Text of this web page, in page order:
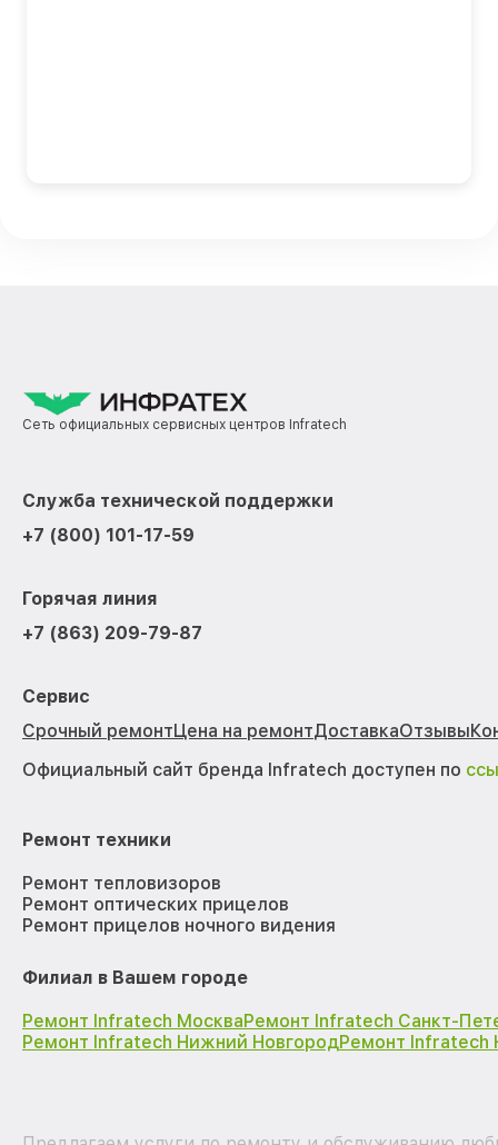
Сеть официальных сервисных центров Infratech
Служба технической поддержки
+7 (800) 101-17-59
Горячая линия
+7 (863) 209-79-87
Сервис
Срочный ремонтЦена на ремонтДоставкаОтзывы
Официальный сайт бренда Infratech доступен по
Ремонт техники
Ремонт тепловизоров
Ремонт оптических прицелов
Ремонт прицелов ночного видения
Филиал в Вашем городе
Ремонт Infratech МоскваРемонт Infratech Санкт-
Ремонт Infratech Нижний НовгородРемонт Infratech